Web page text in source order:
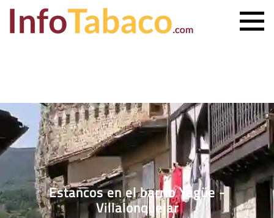
ESTANCO MÁS CERCANO
CONTACTO
Estancos en el barrio Yagüe -
Villalonquejar